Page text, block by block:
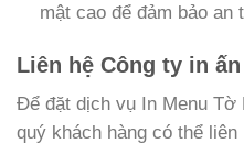
mật cao để đảm bảo an
Liên hệ Công ty in
Để đặt dịch vụ In Menu
quý khách hàng có thể